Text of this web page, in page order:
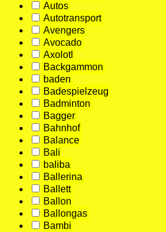
Autos
Autotransport
Avengers
Avocado
Axolotl
Backgammon
baden
Badespielzeug
Badminton
Bagger
Bahnhof
Balance
Bali
baliba
Ballerina
Ballett
Ballon
Ballongas
Bambi